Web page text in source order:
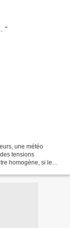
une météo
tensions
homogène, si le